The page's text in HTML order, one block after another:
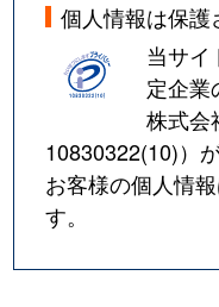
個人情報は保護
当サイ
定企業
株式会
10830322(10)）
お客様の個人情
す。